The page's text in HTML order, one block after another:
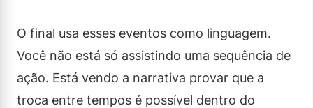
O final usa esses eventos como linguagem.
Você não está só assistindo uma sequência de
ação. Está vendo a narrativa provar que a
troca entre tempos é possível dentro do